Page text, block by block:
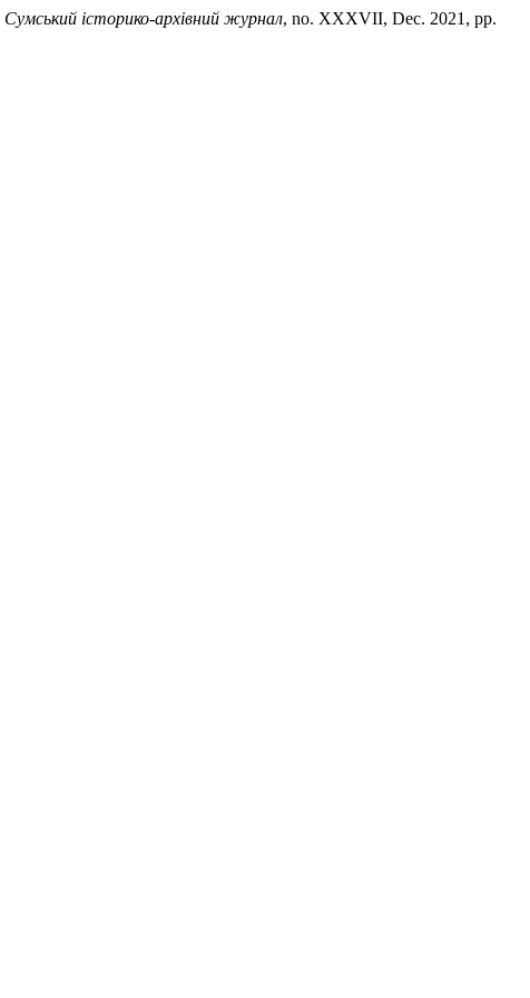
Сумський історико-архівний журнал, no. XXXVII, Dec. 2021, pp.